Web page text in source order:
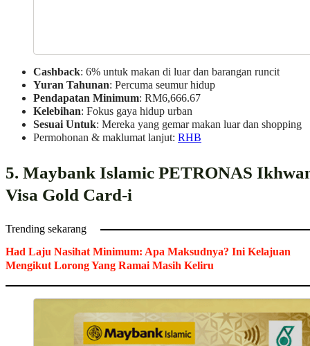
Cashback: 6% untuk makan di luar dan barangan runcit
Yuran Tahunan: Percuma seumur hidup
Pendapatan Minimum: RM6,666.67
Kelebihan: Fokus gaya hidup urban
Sesuai Untuk: Mereka yang gemar makan luar dan shopping
Permohonan & maklumat lanjut: RHB
5. Maybank Islamic PETRONAS
Visa Gold Card-i
Trending sekarang
Had Laju Nasihat Minimum: Apa Maksudnya? Ini Kelajuan
Mengikut Lorong Yang Ramai Masih Keliru